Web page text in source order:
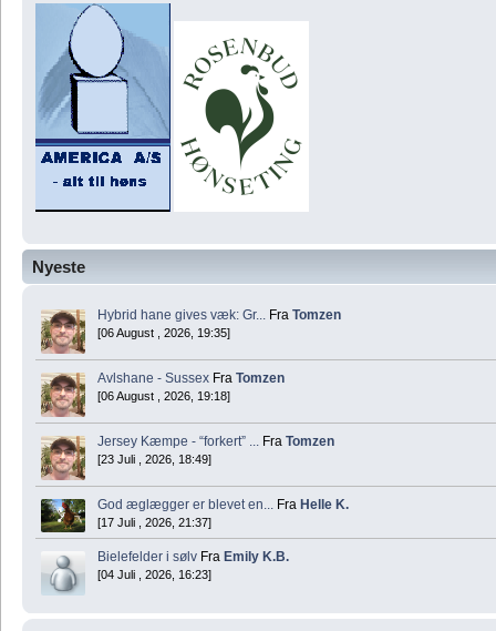
Nyeste
Hybrid hane gives væk: Gr... Fra Tomzen
[06 August , 2026, 19:35]
Avlshane - Sussex Fra Tomzen
[06 August , 2026, 19:18]
Jersey Kæmpe - “forkert” ... Fra Tomzen
[23 Juli , 2026, 18:49]
God æglægger er blevet en... Fra Helle K.
[17 Juli , 2026, 21:37]
Bielefelder i sølv Fra Emily K.B.
[04 Juli , 2026, 16:23]